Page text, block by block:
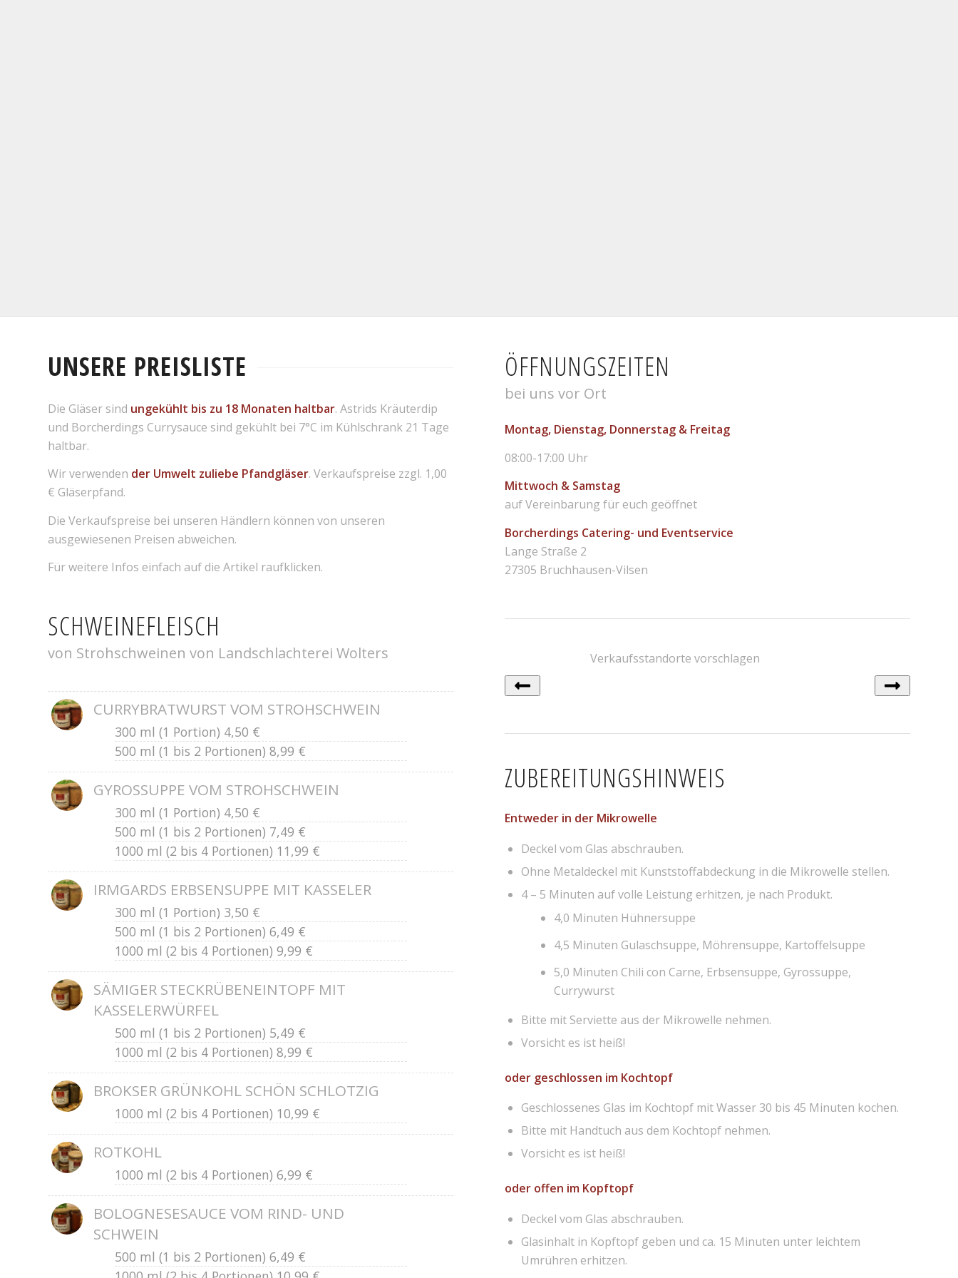
UNSERE PREISLISTE
Die Gläser sind ungekühlt bis zu 18 Monaten haltbar. Astrids Kräuterdip
und Borcherdings Currysauce sind gekühlt bei 7°C im Kühlschrank 21 Tage
haltbar.
Wir verwenden der Umwelt zuliebe Pfandgläser. Verkaufspreise zzgl. 1,00
€ Gläserpfand.
Die Verkaufspreise bei unseren Händlern können von unseren
ausgewiesenen Preisen abweichen.
Für weitere Infos einfach auf die Artikel raufklicken.
SCHWEINEFLEISCH
von Strohschweinen von Landschlachterei Wolters
CURRYBRATWURST VOM STROHSCHWEIN
300 ml (1 Portion) 4,50 €
500 ml (1 bis 2 Portionen) 8,99 €
GYROSSUPPE VOM STROHSCHWEIN
300 ml (1 Portion) 4,50 €
500 ml (1 bis 2 Portionen) 7,49 €
1000 ml (2 bis 4 Portionen) 11,99 €
IRMGARDS ERBSENSUPPE MIT KASSELER
300 ml (1 Portion) 3,50 €
500 ml (1 bis 2 Portionen) 6,49 €
1000 ml (2 bis 4 Portionen) 9,99 €
SÄMIGER STECKRÜBENEINTOPF MIT
KASSELERWÜRFEL
500 ml (1 bis 2 Portionen) 5,49 €
1000 ml (2 bis 4 Portionen) 8,99 €
BROKSER GRÜNKOHL SCHÖN SCHLOTZIG
1000 ml (2 bis 4 Portionen) 10,99 €
ROTKOHL
1000 ml (2 bis 4 Portionen) 6,99 €
BOLOGNESESAUCE VOM RIND- UND
SCHWEIN
500 ml (1 bis 2 Portionen) 6,49 €
ÖFFNUNGSZEITEN
bei uns vor Ort
Montag, Dienstag, Donnerstag & Freitag
08:00-17:00 Uhr
Mittwoch & Samstag
auf Vereinbarung für euch geöffnet
Borcherdings Catering- und Eventservice
Lange Straße 2
27305 Bruchhausen-Vilsen
Verkaufsstandorte vorschlagen
ZUBEREITUNGSHINWEIS
Entweder in der Mikrowelle
Deckel vom Glas abschrauben.
Ohne Metaldeckel mit Kunststoffabdeckung in die Mikrowelle stellen.
4 – 5 Minuten auf volle Leistung erhitzen, je nach Produkt.
4,0 Minuten Hühnersuppe
4,5 Minuten Gulaschsuppe, Möhrensuppe, Kartoffelsuppe
5,0 Minuten Chili con Carne, Erbsensuppe, Gyrossuppe,
Currywurst
Bitte mit Serviette aus der Mikrowelle nehmen.
Vorsicht es ist heiß!
oder geschlossen im Kochtopf
Geschlossenes Glas im Kochtopf mit Wasser 30 bis 45 Minuten kochen.
Bitte mit Handtuch aus dem Kochtopf nehmen.
Vorsicht es ist heiß!
oder offen im Kopftopf
Deckel vom Glas abschrauben.
Glasinhalt in Kopftopf geben und ca. 15 Minuten unter leichtem
Umrühren erhitzen.